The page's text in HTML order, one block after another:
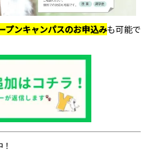
プンキャンパスのお申込みも可能で